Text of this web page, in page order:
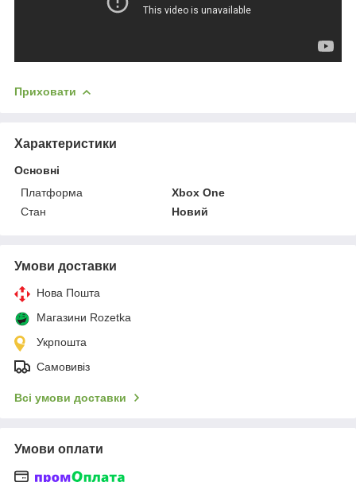
Приховати
Характеристики
Основні
Платформа
Xbox One
Стан
Новий
Умови доставки
Нова Пошта
Магазини Rozetka
Укрпошта
Самовивіз
Всі умови доставки
Умови оплати